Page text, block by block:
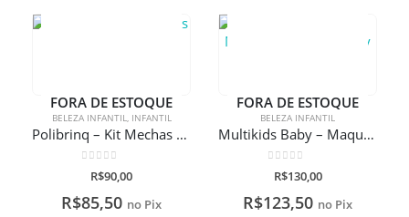
FORA DE ESTOQUE
BELEZA INFANTIL, INFANTIL
Polibrinq – Kit Mechas Coloridas +3
de 5
R$90,00
R$85,50 no Pix
FORA DE ESTOQUE
BELEZA INFANTIL
Multikids Baby – Maquiagem infantil My Style Beauty Espelho Glamour
de 5
R$130,00
R$123,50 no Pix